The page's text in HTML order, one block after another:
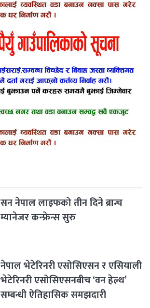
सन नेपाल लाइफको तीन दिने ब्रान्च
म्यानेजर कन्फ्रेन्स सुरु
नेपाल भेटेरिनरी एसोसिएसन र एसियाली
भेटेरिनरी एसोसिएसनबीच ‘वन हेल्थ’
सम्बन्धी ऐतिहासिक समझदारी